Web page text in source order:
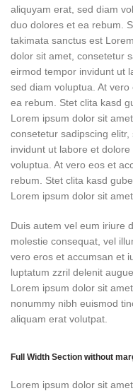
aliquyam erat, sed diam
duo dolores et ea rebum.
takimata sanctus est
dolor sit amet, consetetur
eirmod tempor invidunt ut
sed diam voluptua. At
ea rebum. Stet clita kasd
Lorem ipsum dolor sit
consetetur sadipscing
invidunt ut labore et
voluptua. At vero eos et
rebum. Stet clita kasd
Lorem ipsum dolor sit amet.
Duis autem vel eum iriure
molestie consequat, vel
vero eros et accumsan et
luptatum zzril delenit
Lorem ipsum dolor sit
nonummy nibh euismod
aliquam erat volutpat.
Full Width Section without
Lorem ipsum dolor sit